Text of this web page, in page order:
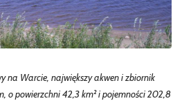
na Warcie, największy akwen i zbiornik
o powierzchni 42,3 km² i pojemności 202,8